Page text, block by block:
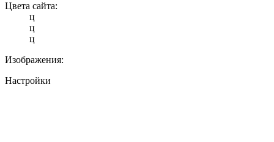
Цвета сайта:
ц
ц
ц
Изображения:
Настройки